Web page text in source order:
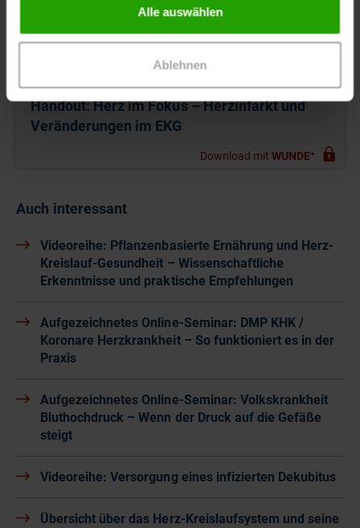
Alle auswählen
Ablehnen
Handout: Herz im Fokus – Herzinfarkt und
Veränderungen im EKG
Download mit WUNDE⁺
Auch interessant
Videoreihe: Pflanzenbasierte Ernährung und Herz-
Kreislauf-Gesundheit – Wissenschaftliche
Erkenntnisse und praktische Empfehlungen
Aufgezeichnetes Online-Seminar: DMP KHK /
Koronare Herzkrankheit – So funktioniert es in der
Praxis
Aufgezeichnetes Online-Seminar: Volkskrankheit
Bluthochdruck – Wenn der Druck auf die Gefäße
steigt
Videoreihe: Versorgung eines infizierten Dekubitus
Übersicht über das Herz-Kreislaufsystem und seine